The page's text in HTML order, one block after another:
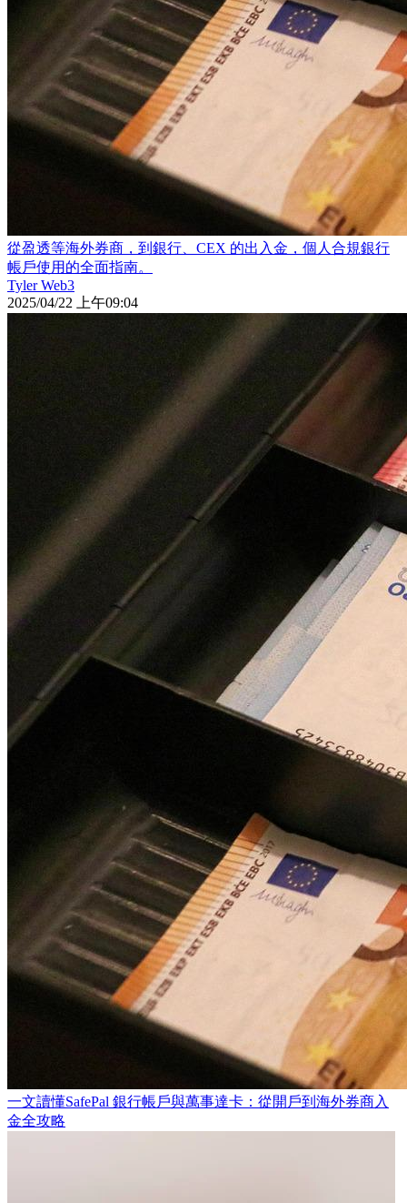
從盈透等海外券商，到銀行、CEX 的出入金，個人合規銀行
帳戶使用的全面指南。
Tyler Web3
2025/04/22 上午09:04
一文讀懂SafePal 銀行帳戶與萬事達卡：從開戶到海外券商入
金全攻略